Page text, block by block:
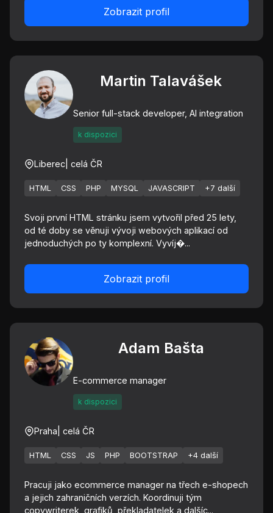
Zobrazit profil
Martin Talavášek
Senior full-stack developer, AI integration
k dispozici
Liberec | celá ČR
HTML CSS PHP MYSQL JAVASCRIPT +7 další
Svoji první HTML stránku jsem vytvořil před 25 lety,
od té doby se věnuji vývoji webových aplikací od
jednoduchých po ty komplexní. Vyvíj�...
Zobrazit profil
Adam Bašta
E-commerce manager
k dispozici
Praha | celá ČR
HTML CSS JS PHP BOOTSTRAP +4 další
Pracuji jako ecommerce manager na třech e-shopech
a jejich zahraničních verzích. Koordinuji tým
copywriterek, grafiků, překladatelek a dalšíc...